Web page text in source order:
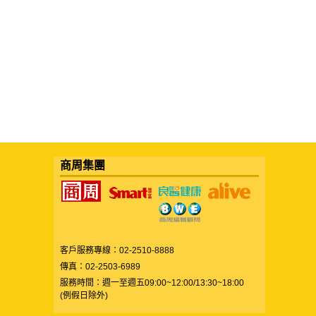
商周集團
客戶服務專線：02-2510-8888
傳真：02-2503-6989
服務時間：週一至週五09:00~12:00/13:30~18:00
(例假日除外)